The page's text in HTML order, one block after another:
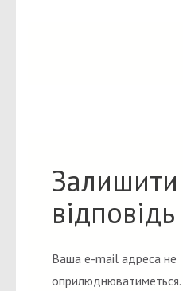
Залишити
відповідь
Ваша e-mail адреса не
оприлюднюватиметься.